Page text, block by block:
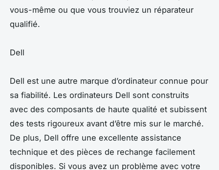
vous-même ou que vous trouviez un réparateur
qualifié.
Dell
Dell est une autre marque d’ordinateur connue pour
sa fiabilité. Les ordinateurs Dell sont construits
avec des composants de haute qualité et subissent
des tests rigoureux avant d’être mis sur le marché.
De plus, Dell offre une excellente assistance
technique et des pièces de rechange facilement
disponibles. Si vous avez un problème avec votre